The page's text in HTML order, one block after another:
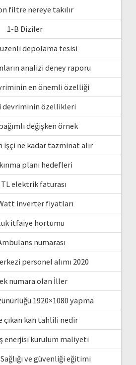
filtre nereye takılır
1-B Diziler
depolama tesisi
analizi deney raporu
en önemli özelliği
devriminin özellikleri
değişken örnek
işçi ne kadar tazminat alır
planı hedefleri
TL elektrik faturası
inverter fiyatları
itfaiye hortumu
numarası
personel alımı 2020
numara olan İller
1920×1080 yapma
çıkan kan tahlili nedir
enerjisi kurulum maliyeti
ve güvenliği eğitimi